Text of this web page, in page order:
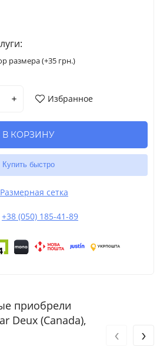
размера (+35 грн.)
Избранное
В КОРЗИНУ
Купить быстро
Размерная сетка
+38 (050) 185-41-89
приобрели
Deux (Canada),
‹ ›